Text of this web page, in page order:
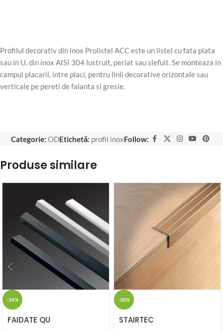
Profilul decorativ din inox Prolistel ACC este un listel cu fata plata
sau in U, din inox AISI 304 lustruit, periat sau slefuit. Se monteaza in
campul placarii, intre placi, pentru linii decorative orizontale sau
verticale pe pereti de faianta si gresie.
Categorie: ODEtichetă: profil inoxFollow:
Produse similare
-34%
FAIDATE QU
-30%
STAIRTEC